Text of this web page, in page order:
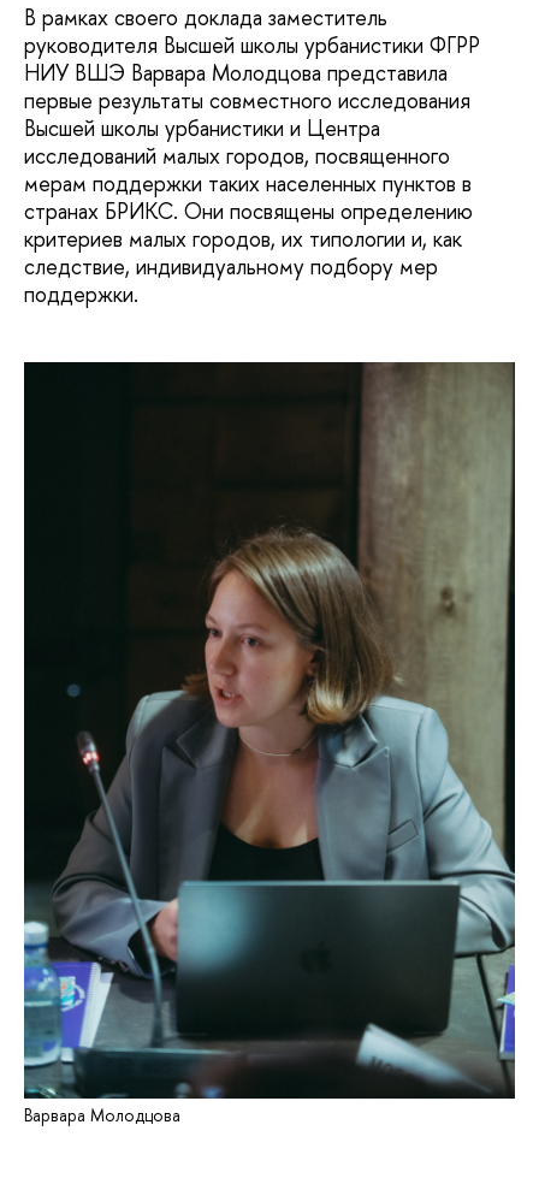
В рамках своего доклада заместитель
руководителя Высшей школы урбанистики ФГРР
НИУ ВШЭ Варвара Молодцова представила
первые результаты совместного исследования
Высшей школы урбанистики и Центра
исследований малых городов, посвященного
мерам поддержки таких населенных пунктов в
странах БРИКС. Они посвящены определению
критериев малых городов, их типологии и, как
следствие, индивидуальному подбору мер
поддержки.
Варвара Молодцова